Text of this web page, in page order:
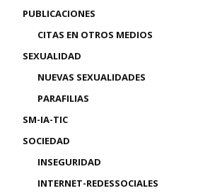
PUBLICACIONES
CITAS EN OTROS MEDIOS
SEXUALIDAD
NUEVAS SEXUALIDADES
PARAFILIAS
SM-IA-TIC
SOCIEDAD
INSEGURIDAD
INTERNET-REDESSOCIALES